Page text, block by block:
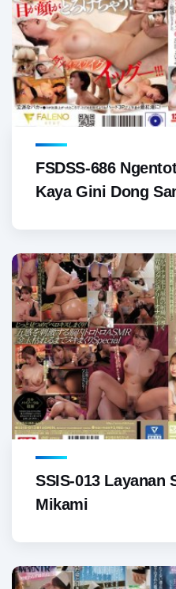
FSDSS-686
Kaya Gini Dong
SSIS-013 Layanan
Mikami